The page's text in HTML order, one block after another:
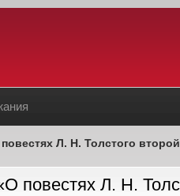
Л. Н. Толстого
повестях Л. Н.